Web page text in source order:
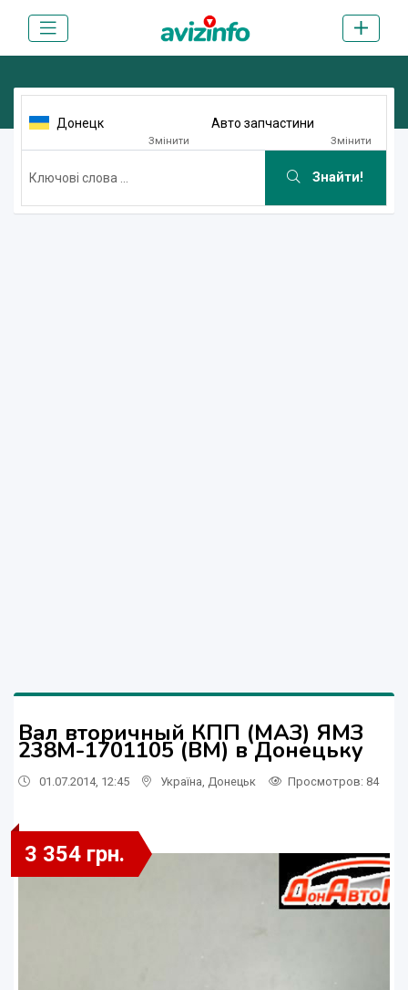
Донецк
Змінити
Авто запчастини
Змінити
Знайти!
Вал вторичный КПП (МАЗ) ЯМЗ
238М-1701105 (ВМ) в Донецьку
01.07.2014, 12:45 Україна Донецьк Просмотров: 84
3 354 грн.